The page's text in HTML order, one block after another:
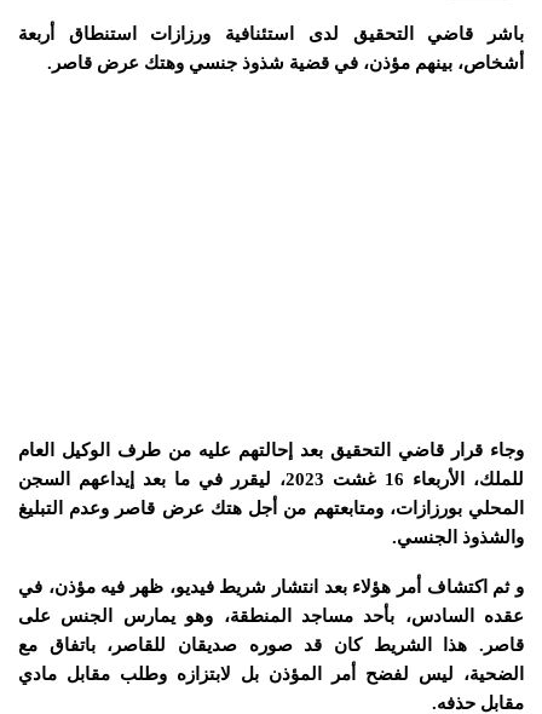
باشر قاضي التحقيق لدى استئنافية ورزازات استنطاق أربعة
أشخاص، بينهم مؤذن، في قضية شذوذ جنسي وهتك عرض قاصر.
وجاء قرار قاضي التحقيق بعد إحالتهم عليه من طرف الوكيل العام
للملك، الأربعاء 16 غشت 2023، ليقرر في ما بعد إيداعهم السجن
المحلي بورزازات، ومتابعتهم من أجل هتك عرض قاصر وعدم التبليغ
والشذوذ الجنسي.
و ثم اكتشاف أمر هؤلاء بعد انتشار شريط فيديو، ظهر فيه مؤذن، في
عقده السادس، بأحد مساجد المنطقة، وهو يمارس الجنس على
قاصر. هذا الشريط كان قد صوره صديقان للقاصر، باتفاق مع
الضحية، ليس لفضح أمر المؤذن بل لابتزازه وطلب مقابل مادي
مقابل حذفه.